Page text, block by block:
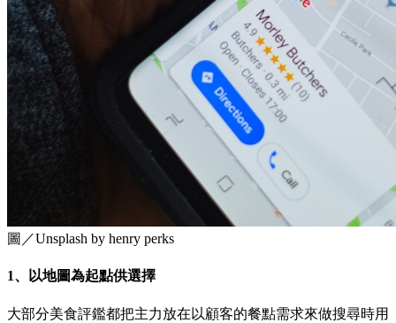
圖／Unsplash by henry perks
1、以地圖為起點供選擇
大部分美食評鑑都把主力放在以顧客的餐點需求來做搜尋時用